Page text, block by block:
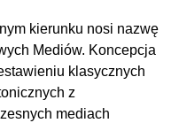
kierunku nosi nazwę
Mediów. Koncepcja
klasycznych
z
mediach